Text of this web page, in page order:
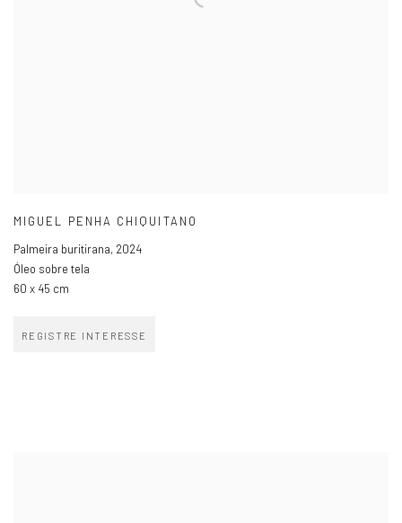
MIGUEL PENHA CHIQUITANO
Palmeira buritirana, 2024
Óleo sobre tela
60 x 45 cm
REGISTRE INTERESSE